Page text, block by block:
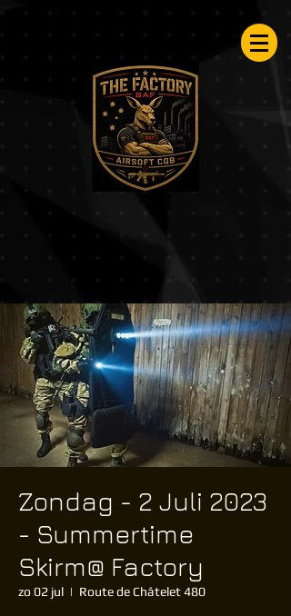
Zondag - 2 Juli 2023
- Summertime
Skirm@ Factory
zo 02 jul
  |
Route de Châtelet 480